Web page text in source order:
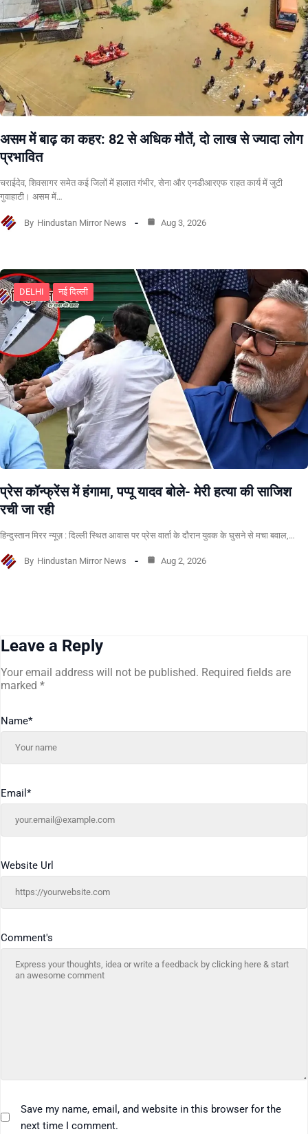
असम में बाढ़ का कहर: 82 से अधिक मौतें, दो लाख से ज्यादा लोग
प्रभावित
चराईदेव, शिवसागर समेत कई जिलों में हालात गंभीर, सेना और एनडीआरएफ राहत कार्य में जुटी
गुवाहाटी। असम में…
By Hindustan Mirror News Aug 3, 2026
DELHI नई दिल्ली
प्रेस कॉन्फ्रेंस में हंगामा, पप्पू यादव बोले- मेरी हत्या की साजिश
रची जा रही
हिन्दुस्तान मिरर न्यूज़ : दिल्ली स्थित आवास पर प्रेस वार्ता के दौरान युवक के घुसने से मचा बवाल,…
By Hindustan Mirror News Aug 2, 2026
Leave a Reply
Your email address will not be published. Required fields are
marked *
Comment's
Name*
Email *
Website Url
Save my name, email, and website in this browser for the
next time I comment.